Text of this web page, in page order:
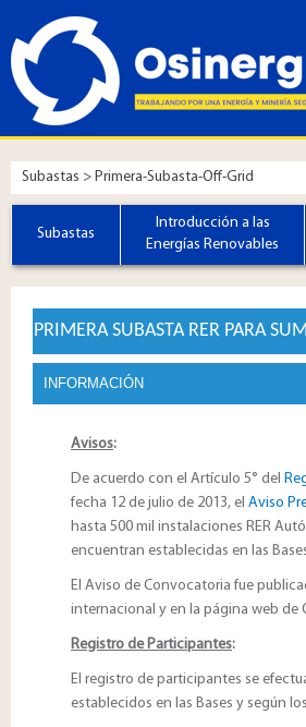
Subastas > Primera-Subasta-Off-Grid
Subastas
Introducción a las
Energías Renovables
PRIMERA SUBASTA RER PARA
INFORMACIÓN
Avisos:
De acuerdo con el Artículo 5° del
fecha 12 de julio de 2013, el Aviso
hasta 500 mil instalaciones RER
encuentran establecidas en las
El Aviso de Convocatoria fue
internacional y en la página web de
Registro de Participantes:
El registro de participantes se
establecidos en las Bases y según